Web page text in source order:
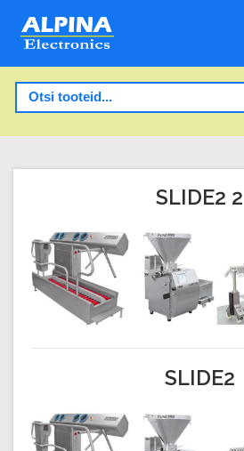
SLIDE2 2
SLIDE2